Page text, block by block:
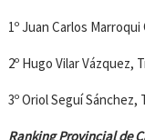
1º Juan Carlos
2º Hugo Vilar Vázquez,
3º Oriol Seguí
Ranking Provincial de